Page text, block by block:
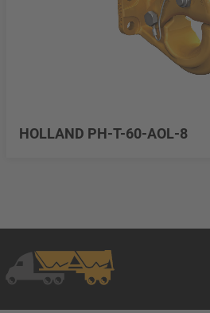
HOLLAND PH-T-60-AOL-8